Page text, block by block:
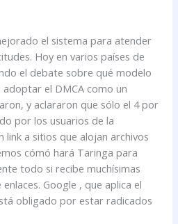
el sistema para atender
Hoy en varios países de
el debate sobre qué modelo
el DMCA como un
y aclararon que sólo el 4 por
por los usuarios de la
a sitios que alojan archivos
cómó hará Taringa para
todo si recibe muchísimas
Google , que aplica el
obligado por estar radicados